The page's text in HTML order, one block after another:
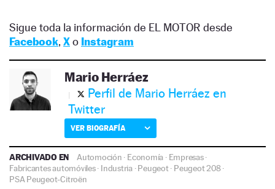
Sigue toda la información de EL MOTOR desde
Facebook, Xo Instagram
Mario Herráez
Perfil de Mario Herráez en
Twitter
VER BIOGRAFÍA
ARCHIVADO EN Automoción · Economía · Empresas·
Fabricantes automóviles· Industria·Peugeot· Peugeot 208·
PSA Peugeot-Citroën